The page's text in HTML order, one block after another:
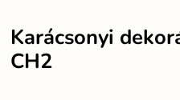
Karácsonyi
CH2